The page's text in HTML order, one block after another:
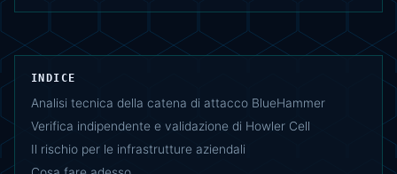
INDICE
Analisi tecnica della catena di attacco BlueHammer
Verifica indipendente e validazione di Howler Cell
Il rischio per le infrastrutture aziendali